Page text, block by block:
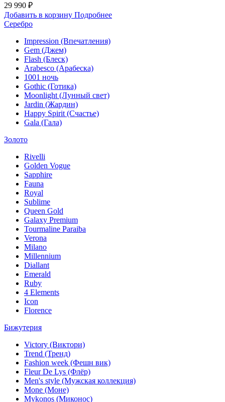
29 990 ₽
Добавить в корзину Подробнее
Серебро
Impression (Впечатления)
Gem (Джем)
Flash (Блеск)
Arabesco (Арабеска)
1001 ночь
Gothic (Готика)
Moonlight (Лунный свет)
Jardin (Жардин)
Happy Spirit (Счастье)
Gala (Гала)
Золото
Rivelli
Golden Vogue
Sapphire
Fauna
Royal
Sublime
Queen Gold
Galaxy Premium
Tourmaline Paraiba
Verona
Milano
Millennium
Diallant
Emerald
Ruby
4 Elements
Icon
Florence
Бижутерия
Victory (Виктори)
Trend (Тренд)
Fashion week (Фешн вик)
Fleur De Lys (Флёр)
Men's style (Мужская коллекция)
Mone (Моне)
Mykonos (Миконос)